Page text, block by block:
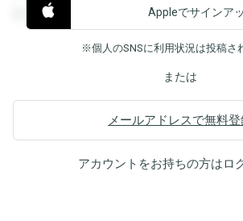
覧することができます。
Appleでサインア
※個人のSNSに利用状況は投稿さ
または
メールアドレスで無料
アカウントをお持ちの方はロ